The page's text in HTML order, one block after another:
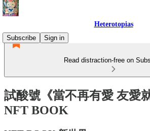
Heterotopias
Subscribe
Sign in
Read distraction-free on
試酸號《當不再有愛 友愛
NFT BOOK